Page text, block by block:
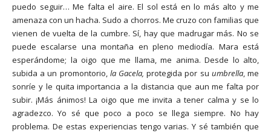
puedo seguir… Me falta el aire. El sol está en lo más alto y me
amenaza con un hacha. Sudo a chorros. Me cruzo con familias que
vienen de vuelta de la cumbre. Sí, hay que madrugar más. No se
puede escalarse una montaña en pleno mediodía. Mara está
esperándome; la oigo que me llama, me anima. Desde lo alto,
subida a un promontorio, la Gacela,protegida por su umbrella, me
sonríe y le quita importancia a la distancia que aun me falta por
subir. ¡Más ánimos! La oigo que me invita a tener calma y se lo
agradezco. Yo sé que poco a poco se llega siempre. No hay
problema. De estas experiencias tengo varias. Y sé también que